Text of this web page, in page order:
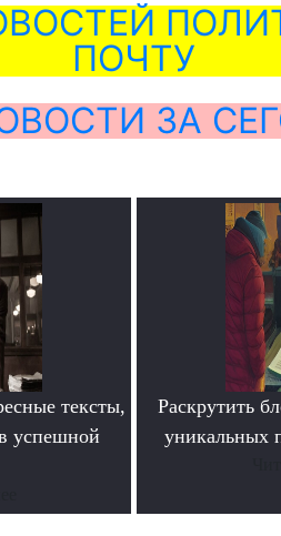
ПОЧТУ
ЗА
тексты,
успешной
Раскрутить
уникальных